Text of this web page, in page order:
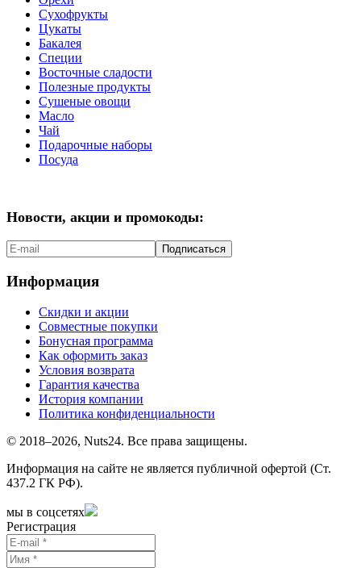
Сухофрукты
Цукаты
Бакалея
Специи
Восточные сладости
Полезные продукты
Сушеные овощи
Масло
Чай
Подарочные наборы
Посуда
Новости, акции и промокоды:
Подписаться
Информация
Скидки и акции
Совместные покупки
Бонусная программа
Как оформить заказ
Условия возврата
Гарантия качества
История компании
Политика конфиденциальности
© 2018–2026, Nuts24. Все права защищены.
Информация на сайте не является публичной офертой (Ст.
437.2 ГК РФ).
мы в соцсетях
Регистрация